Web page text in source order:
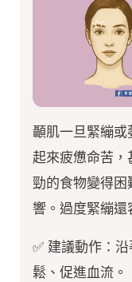
顳肌一旦緊繃或
起來疲憊命苦
勁的食物變得
響。過度緊繃還
✅ 建議動作：
鬆、促進血流。